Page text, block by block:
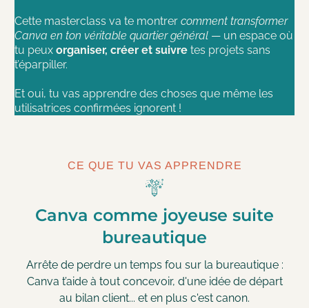
Cette masterclass va te montrer comment transformer
Canva en ton véritable quartier général — un espace où
tu peux organiser, créer et suivre tes projets sans
t’éparpiller.
Et oui, tu vas apprendre des choses que même les
utilisatrices confirmées ignorent !
CE QUE TU VAS APPRENDRE
Canva comme joyeuse suite
bureautique
Arrête de perdre un temps fou sur la bureautique :
Canva t’aide à tout concevoir, d'une idée de départ
au bilan client... et en plus c'est canon.